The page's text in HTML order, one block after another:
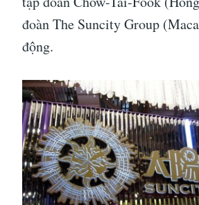
đoàn The Suncity Group
động.